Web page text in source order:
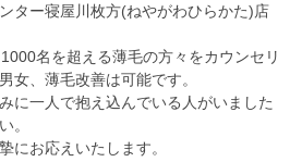
ター寝屋川枚方(ねやがわひらかた)店
名を超える薄毛の方々をカウンセリ
女、薄毛改善は可能です。
に一人で抱え込んでいる人がいました
。
にお応えいたします。